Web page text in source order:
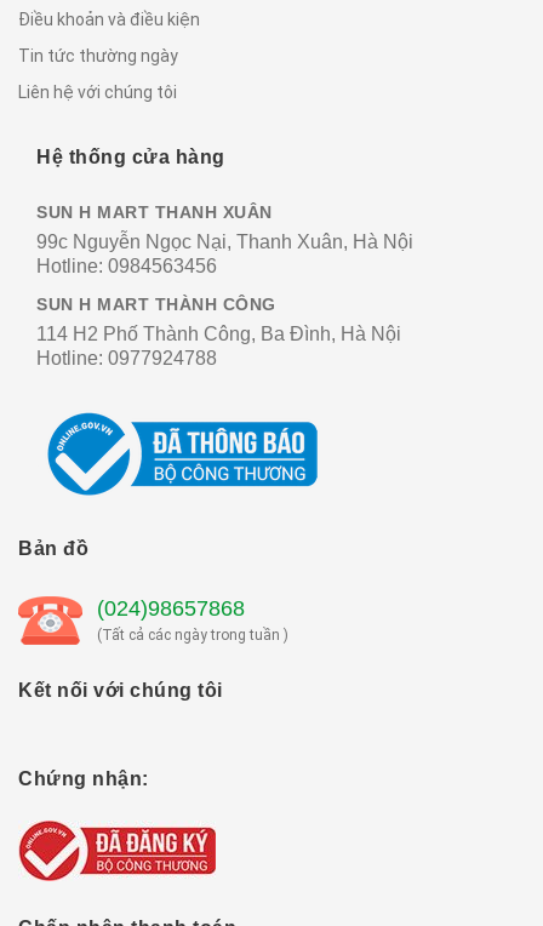
Điều khoản và điều kiện
Tin tức thường ngày
Liên hệ với chúng tôi
Hệ thống cửa hàng
SUN H MART THANH XUÂN
99c Nguyễn Ngọc Nại, Thanh Xuân, Hà Nội
Hotline: 0984563456
SUN H MART THÀNH CÔNG
114 H2 Phố Thành Công, Ba Đình, Hà Nội
Hotline: 0977924788
Bản đồ
(024)98657868
(Tất cả các ngày trong tuần )
Kết nối với chúng tôi
Chứng nhận: